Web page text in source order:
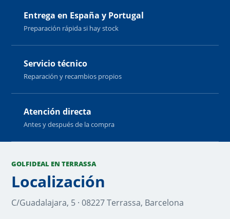
Entrega en España y Portugal
Preparación rápida si hay stock
Servicio técnico
Reparación y recambios propios
Atención directa
Antes y después de la compra
GOLFIDEAL EN TERRASSA
Localización
C/Guadalajara, 5 · 08227 Terrassa, Barcelona